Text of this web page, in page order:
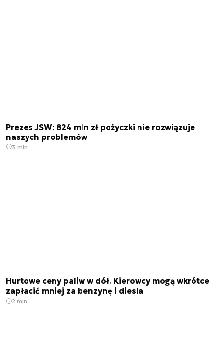
Prezes JSW: 824 mln zł pożyczki nie rozwiązuje
naszych problemów
3 min.
Hurtowe ceny paliw w dół. Kierowcy mogą wkrótce
zapłacić mniej za benzynę i diesla
2 min.